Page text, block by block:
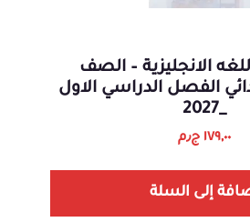
الانجليزية – الصف
الفصل الدراسي الاول
_2027
١٧٩,٠٠ ج٫م
إلى السلة